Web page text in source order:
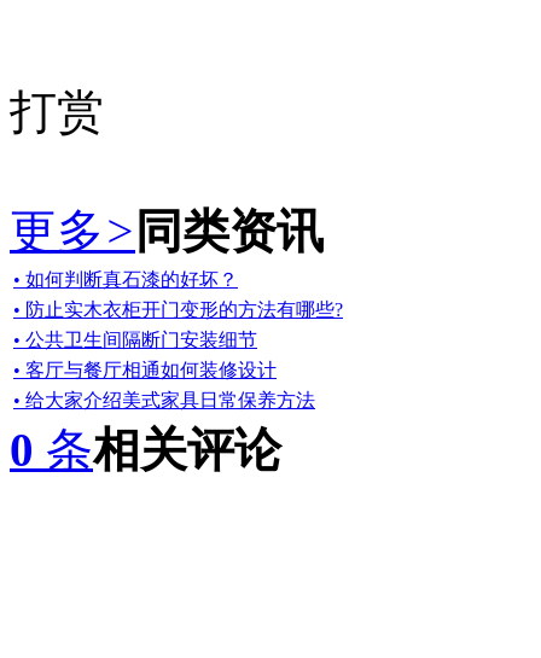
打赏
更多> 同类资讯
• 如何判断真石漆的好坏？
• 防止实木衣柜开门变形的方法有哪些?
• 公共卫生间隔断门安装细节
• 客厅与餐厅相通如何装修设计
• 给大家介绍美式家具日常保养方法
0 条相关评论